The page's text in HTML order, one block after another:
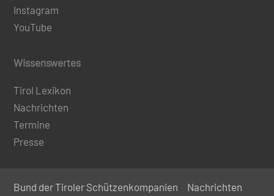
Instagram
YouTube
Wissenswertes
Tirol Lexikon
Nachrichten
Termine
Presse
Bund der Tiroler Schützenkompanien Nachrichten